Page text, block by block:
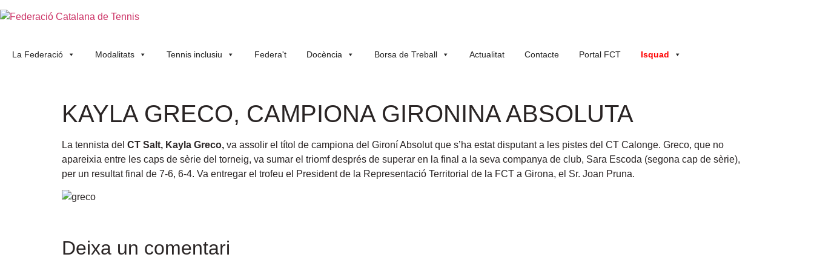
La Federació Modalitats Tennis inclusiu Federa't Docència Borsa de Treball Actualitat Contacte Portal FCT Isquad
KAYLA GRECO, CAMPIONA GIRONINA ABSOLUTA
La tennista del CT Salt, Kayla Greco, va assolir el títol de campiona del Gironí Absolut que s’ha estat disputant a les pistes del CT Calonge. Greco, que no
apareixia entre les caps de sèrie del torneig, va sumar el triomf després de superar en la final a la seva companya de club, Sara Escoda (segona cap de sèrie),
per un resultat final de 7-6, 6-4. Va entregar el trofeu el President de la Representació Territorial de la FCT a Girona, el Sr. Joan Pruna.
Deixa un comentari